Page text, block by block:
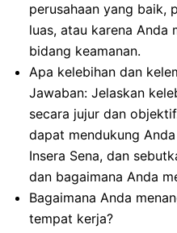
perusahaan yang baik,
luas, atau karena Anda
bidang keamanan.
Apa kelebihan dan
Jawaban: Jelaskan
secara jujur dan
dapat mendukung
Insera Sena, dan
dan bagaimana Anda
Bagaimana Anda
tempat kerja?